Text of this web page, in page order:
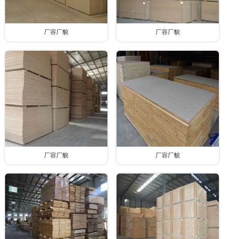
厂容厂貌 厂容厂貌
厂容厂貌 厂容厂貌